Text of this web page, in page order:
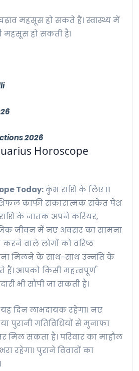
महसूस हो सकते हैं। स्वास्थ्य में
हो सकती है।
2026
Horoscope
Today:कुंभ राशि के लिए 11
काफी सकारात्मक संकेत पेश
के जातक अपने करियर,
जीवन में नए अवसर का सामना
वाले लोगों को वरिष्ठ
मिलने के साथ-साथ उन्नति के
आपको किसी महत्वपूर्ण
भी सौंपी जा सकती है।
यह दिन लाभदायक रहेगा। नए
पुरानी गतिविधियों से मुनाफा
मिल सकता है। परिवार का माहौल
रहेगा। पुराने विवादों का